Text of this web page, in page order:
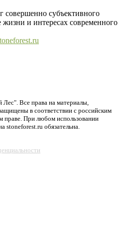
субъективного
и интересах современного
Все права на материалы,
в соответствии с российским
праве. При любом использовании
stoneforest.ru обязательна.